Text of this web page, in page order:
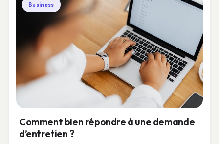
Business
Comment bien répondre à une demande
d’entretien ?